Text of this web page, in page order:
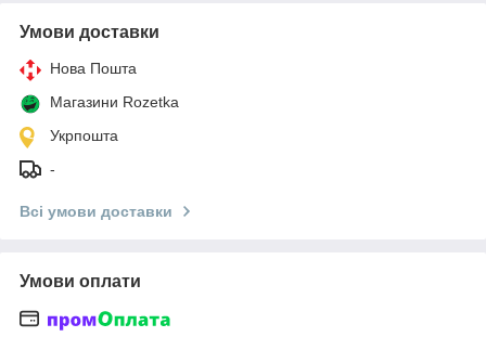
Умови доставки
Нова Пошта
Магазини Rozetka
Укрпошта
-
Всі умови доставки
Умови оплати